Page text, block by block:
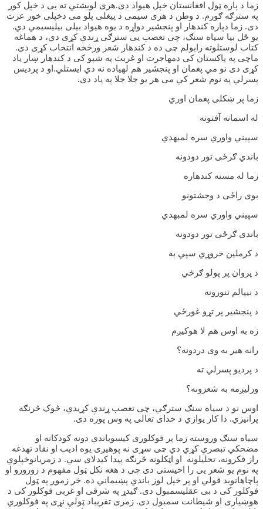
زما د پاره ټول افغانستان خپل هیواد دی.هری لویشتي ته یی د خپل کور
په سترګه ګورم. د وطن د هری سیمی د پیغلی پلو می دخپلی خور عزت
دی. زما دپاره کندهار او پنجشیر دواړه د یوه هیواد بیلی بیلیسیمي دي.
یو ځل بیا سیاه سنګ، چی تعصب یی سترګی ړندې کړی دي، د هماغه
کتاب لوستلوته رابولم چی ده د کندهار شعر ورڅخه انتخاب کړی دی.
ماچی په پاکستان کی دمهاجرت او غربت په شپو کی د کندهار ښار یاد
کړی دی نو مي پغمان او پنجشیر هم لهیاده نه دي ایستلي.او د پردیس
پسرلي په نوم شعر کي می هر یو جلا جلا په یاد دی.
زما پر ښکلی پغمان اوري
له اسمانه آفتونه
سپیني واوري سره لمبهدي
باندي ګرځی تور دودونه
زما له مسته کندهاره
بوی راځی د وحشتونو
سپیني واوري سره لمبهدي
باندی ګرځی تور دودونه
د کرملین خروړي سپي به
د پروان پر پولو ګرځي
د نیپالم تنورونه
د پنجشیر پر تړو غورځي
زه به اوس هم لا هوکیږم
رانه هیر به وی دردونه؟
د پردیو پسرلي ته
ورلیږمه به شعرونه؟
اوس نو د سیاه سنګ سترګي، چی تعصب ړندې کړيدي، څوک څرنګه
پرانیزي. دا کار یوازي د خدای تعالی په وس پوره دی.
سیاه سنګ وروسته زما پر فوکلوری کیسوباندي دونه کودکانه او
مضحکي تبصرې کړي دي چی سړی نه پوهیږی یوه ادیب او نقاد تهدغه
راز فکرونه، تحلیلونه او اټکلونه څرنګه پیدا کیدلای سي. د زمریانوخپلوي
په نوم یو شعر یی را اخیستی دی چی د هغه نکل ټول مفهوم د زورورو او
پاچاهانوبد قولي او پر خپل لوز باندي پښیماني ده. خر زموږ په ټول
فوکلور کی د بی عقلیسمبول دی. ګیدړ په شرقی او غربی فوکلور کی د
هوښیاری او شیطانت سمبول دی. زمری تقریباد ټولي نړی په فوکلوري